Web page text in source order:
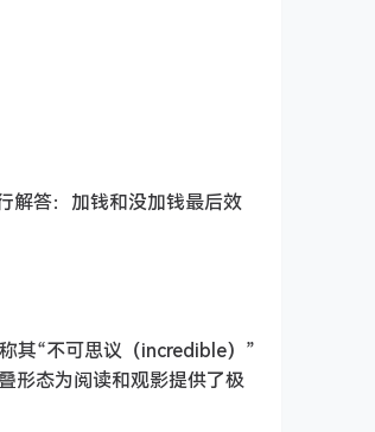
解答：加钱和没加钱最后效
其“不可思议（incredible）”
形态为阅读和观影提供了极